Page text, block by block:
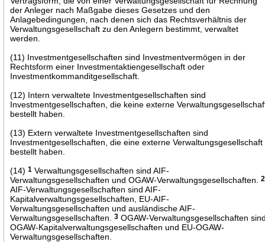
der Anleger nach Maßgabe dieses Gesetzes und den
Anlagebedingungen, nach denen sich das Rechtsverhältnis der
Verwaltungsgesellschaft zu den Anlegern bestimmt, verwaltet
werden.
(11) Investmentgesellschaften sind Investmentvermögen in der
Rechtsform einer Investmentaktiengesellschaft oder
Investmentkommanditgesellschaft.
(12) Intern verwaltete Investmentgesellschaften sind
Investmentgesellschaften, die keine externe
bestellt haben.
(13) Extern verwaltete Investmentgesellschaften sind
Investmentgesellschaften, die eine externe Verwaltungsgesellschaft
bestellt haben.
(14)1 Verwaltungsgesellschaften sind AIF-
Verwaltungsgesellschaften und OGAW-Verwaltungsgesellschaften.2
AIF-Verwaltungsgesellschaften sind AIF-
Kapitalverwaltungsgesellschaften, EU-AIF-
Verwaltungsgesellschaften und ausländische AIF-
Verwaltungsgesellschaften.3 OGAW-Verwaltungsgesellschaften
OGAW-Kapitalverwaltungsgesellschaften und EU-OGAW-
Verwaltungsgesellschaften.